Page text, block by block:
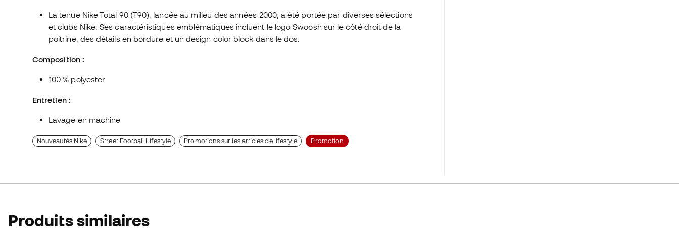
La tenue Nike Total 90 (T90), lancée au milieu des années 2000, a été portée par diverses sélections
et clubs Nike. Ses caractéristiques emblématiques incluent le logo Swoosh sur le côté droit de la
poitrine, des détails en bordure et un design color block dans le dos.
Composition :
100 % polyester
Entretien :
Lavage en machine
Nouveautés Nike Street Football Lifestyle Promotions sur les articles de lifestyle Promotion
Produits similaires